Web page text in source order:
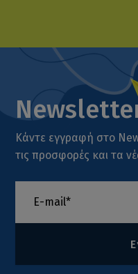
Κάντε εγγραφή στο
τις προσφορές και τα